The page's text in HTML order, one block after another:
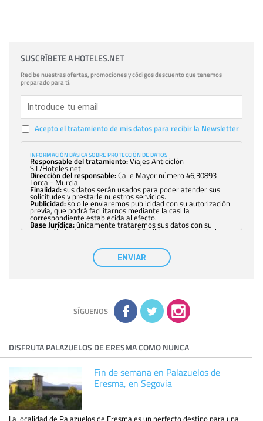
SUSCRÍBETE A HOTELES.NET
Recibe nuestras ofertas, promociones y códigos descuento que tenemos
preparado para ti.
Acepto el tratamiento de mis datos para recibir la Newsletter
INFORMACIÓN BÁSICA SOBRE PROTECCIÓN DE DATOS
Responsable del tratamiento:Viajes Anticiclón
S.L/Hoteles.net
Dirección del responsable:Calle Mayor número 46,30893
Lorca - Murcia
Finalidad:sus datos serán usados para poder atender sus
solicitudes y prestarle nuestros servicios.
Publicidad:solo le enviaremos publicidad con su autorización
previa, que podrá facilitarnos mediante la casilla
correspondiente establecida al efecto.
Base Jurídica:únicamente trataremos sus datos con su
consentimiento previo, que podrá facilitarnos mediante la
con carácter general, sólo el personal de
nuestra entidad que esté debidamente autorizado podrá
tener conocimiento de la información que le pedimos. No se
comunicarán datos a terceros.
adicional y detallada sobre cómo tratamos sus datos en la
política de privacidad
ENVIAR
SÍGUENOS
DISFRUTA PALAZUELOS DE ERESMA COMO NUNCA
Fin de semana en Palazuelos de
Eresma, en Segovia
La localidad de Palazuelos de Eresma es un perfecto destino para una